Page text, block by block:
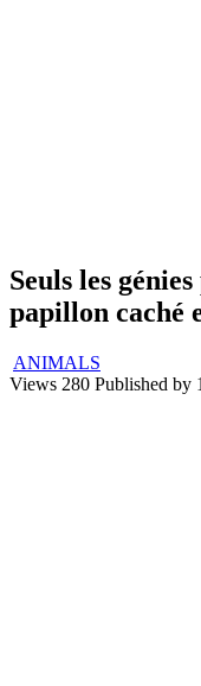
Seuls les
papillon caché
ANIMALS
Views 280 Published by